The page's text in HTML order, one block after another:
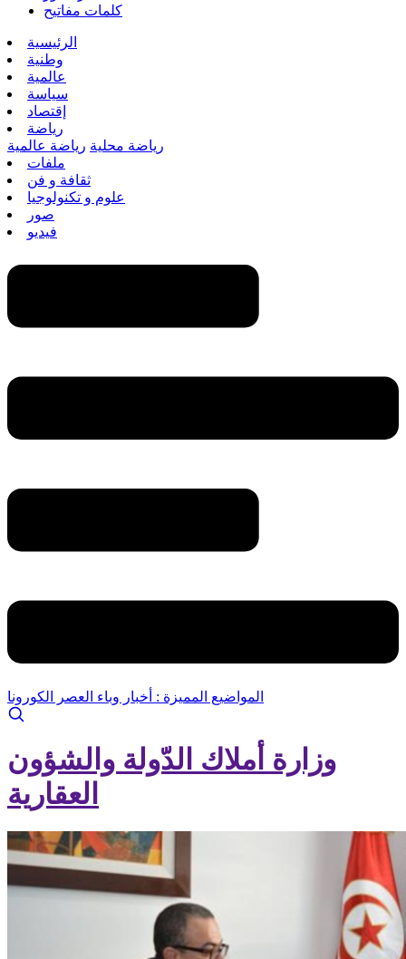
كلمات مفاتيح
الرئيسية
وطنية
عالمية
سياسة
إقتصاد
رياضة
رياضة محلية رياضة عالمية
ملفات
ثقافة و فن
علوم و تكنولوجيا
صور
فيديو
المواضيع المميزة : أخبار وباء العصر الكورونا
وزارة أملاك الدّولة والشؤون
العقارية